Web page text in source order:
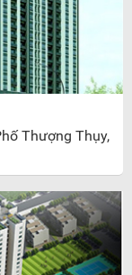
Thượng Thụy,